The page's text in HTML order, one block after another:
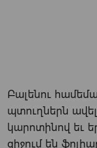
Բալենու
պտուղներն
կարոտինով եւ
զիջում են